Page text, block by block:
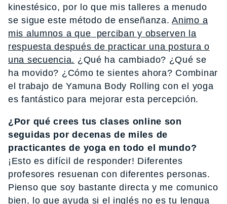
kinestésico, por lo que mis talleres a menudo
se sigue este método de enseñanza.Animo a
mis alumnos a que perciban y observen la
respuesta después de practicar una postura o
una secuencia. ¿Qué ha cambiado? ¿Qué se
ha movido? ¿Cómo te sientes ahora? Combinar
el trabajo de Yamuna Body Rolling con el yoga
es fantástico para mejorar esta percepción.
¿Por qué crees tus clases online son
seguidas por decenas de miles de
practicantes de yoga en todo el mundo?
¡Esto es difícil de responder! Diferentes
profesores resuenan con diferentes personas.
Pienso que soy bastante directa y me comunico
bien, lo que ayuda si el inglés no es tu lengua